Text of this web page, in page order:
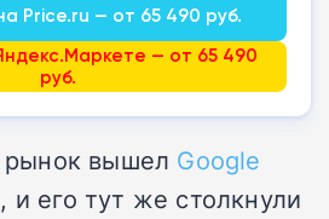
Price.ru — от 65 490 руб.
— от 65 490
руб.
рынок вышел Google
, и его тут же столкнули